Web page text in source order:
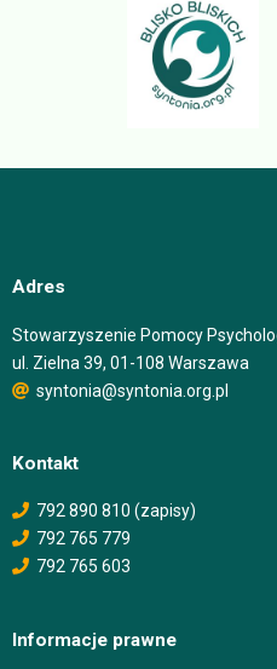
Adres
Stowarzyszenie Pomocy
ul. Zielna 39, 01-108 Warszawa
syntonia@syntonia.org.pl
Kontakt
792 890 810 (zapisy)
792 765 779
792 765 603
Informacje prawne